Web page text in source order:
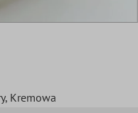
, Kremowa